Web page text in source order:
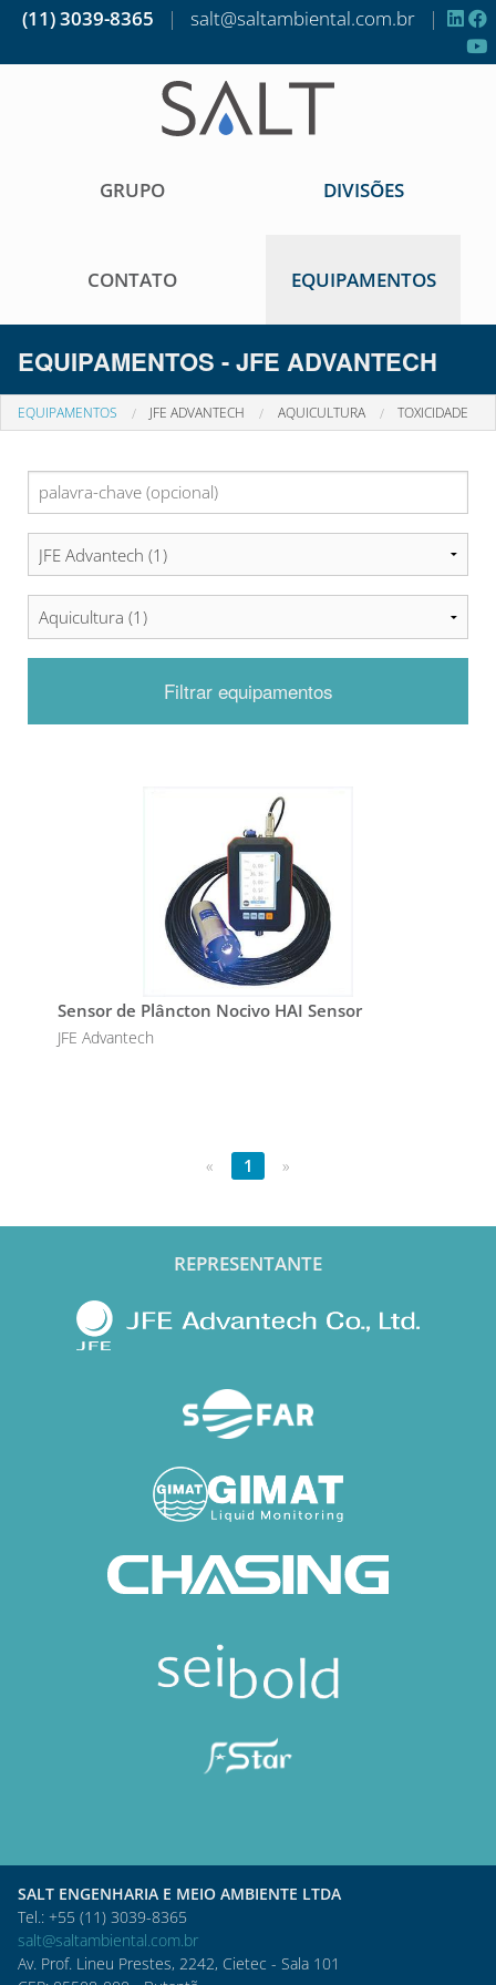
(11) 3039-8365 | salt@saltambiental.com.br |
GRUPO DIVISÕES
CONTATO EQUIPAMENTOS
EQUIPAMENTOS - JFE ADVANTECH
EQUIPAMENTOS JFE ADVANTECH AQUICULTURA TOXICIDADE
Filtrar equipamentos
Sensor de Plâncton Nocivo HAI Sensor
JFE Advantech
« 1 »
REPRESENTANTE
SALT ENGENHARIA E MEIO AMBIENTE LTDA
Tel.: +55 (11) 3039-8365
salt@saltambiental.com.br
Av. Prof. Lineu Prestes, 2242, Cietec - Sala 101